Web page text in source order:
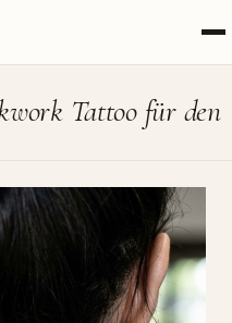
Tattoo für den